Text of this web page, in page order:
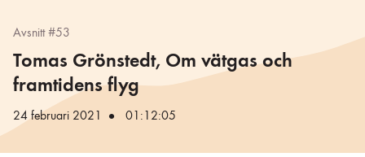
Avsnitt #53
Tomas Grönstedt, Om vätgas och
framtidens flyg
24 februari 2021 01:12:05